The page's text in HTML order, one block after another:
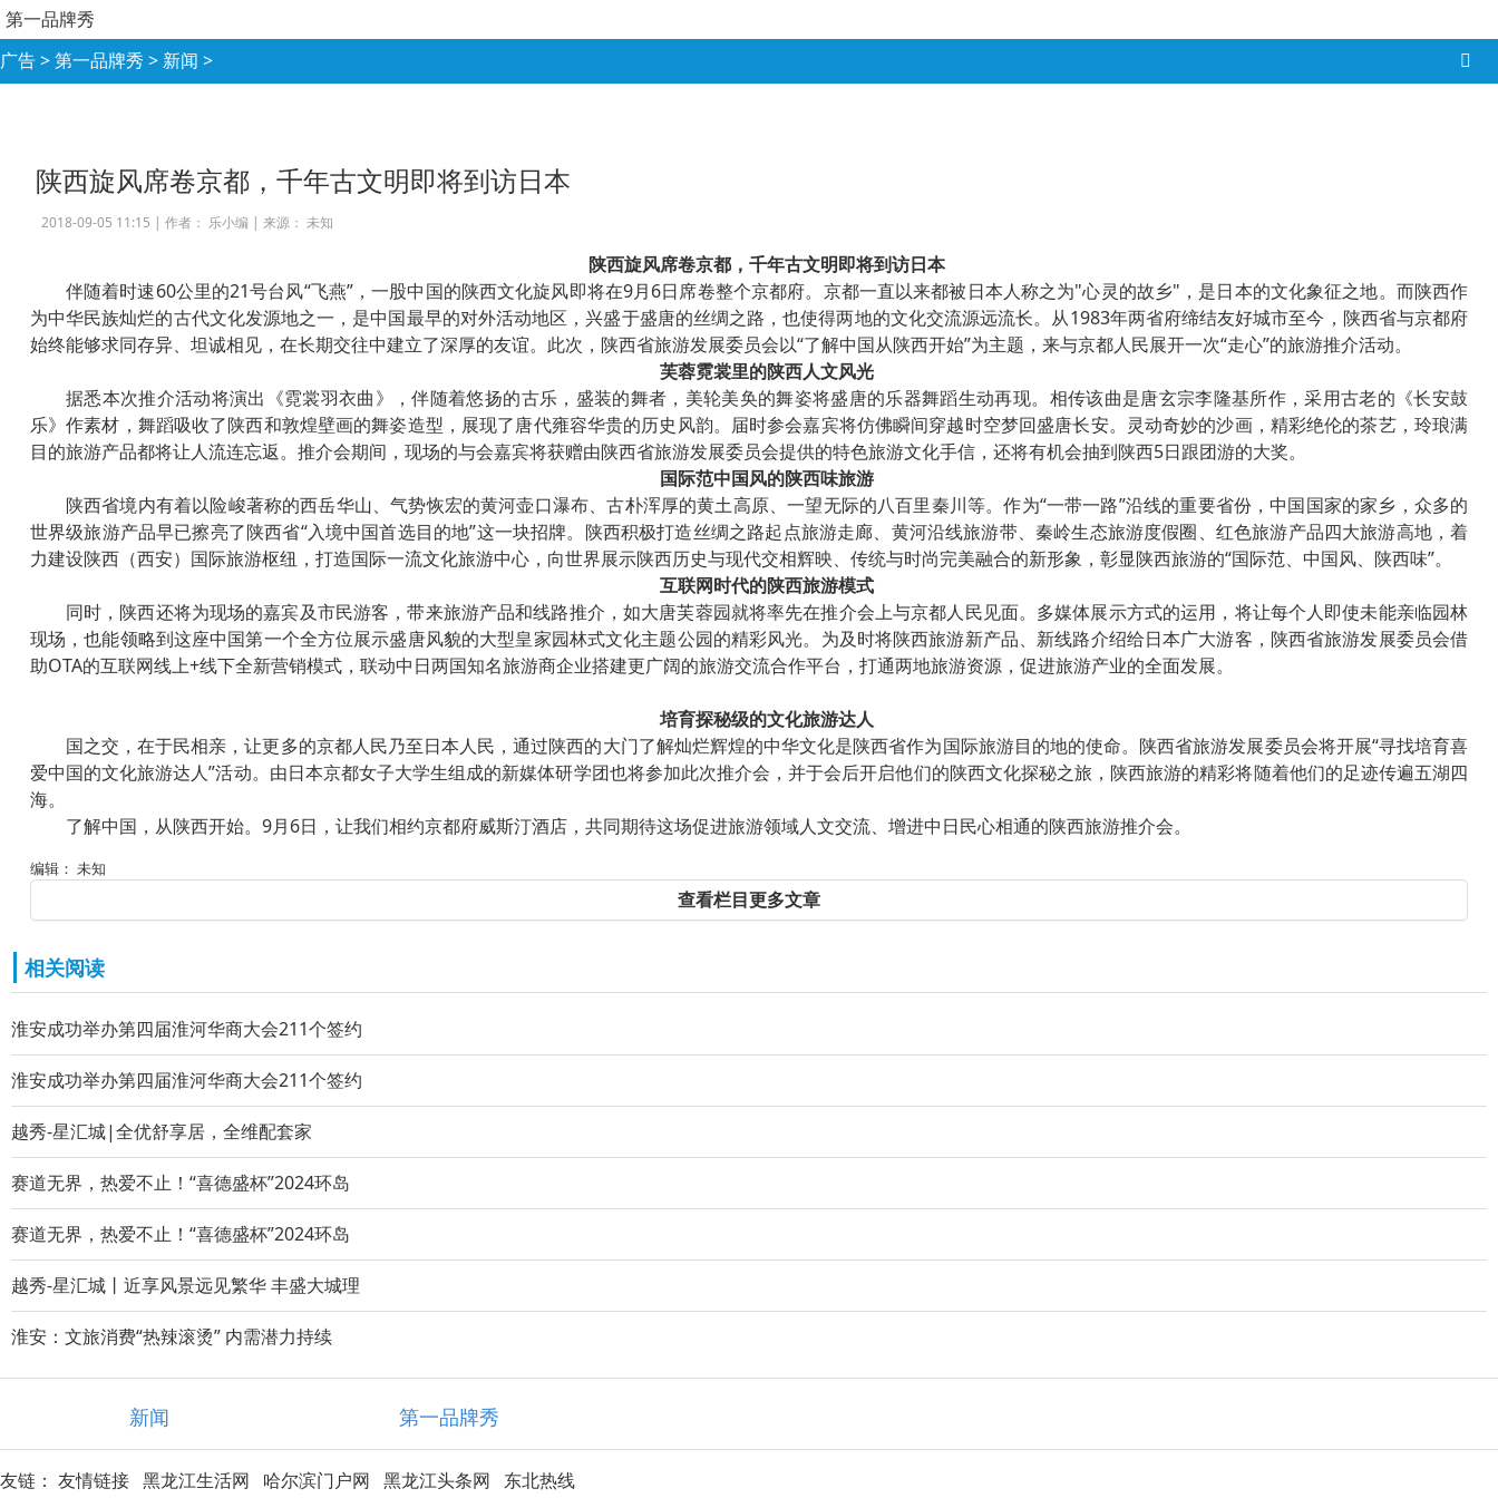
第一品牌秀
广告>第一品牌秀 > 新闻 >
陕西旋风席卷京都，千年古文明即将到访日本
2018-09-05 11:15 | 作者： 乐小编 | 来源： 未知
陕西旋风席卷京都，千年古文明即将到访日本
伴随着时速60公里的21号台风“飞燕”，一股中国的陕西文化旋风即将在9月6日席卷整个京都府。京都一直以来都被日本人称之为"心灵的故乡"，是日本的文化象征之地。而陕西作
为中华民族灿烂的古代文化发源地之一，是中国最早的对外活动地区，兴盛于盛唐的丝绸之路，也使得两地的文化交流源远流长。从1983年两省府缔结友好城市至今，陕西省与京都府
始终能够求同存异、坦诚相见，在长期交往中建立了深厚的友谊。此次，陕西省旅游发展委员会以“了解中国从陕西开始”为主题，来与京都人民展开一次“走心”的旅游推介活动。
芙蓉霓裳里的陕西人文风光
据悉本次推介活动将演出《霓裳羽衣曲》，伴随着悠扬的古乐，盛装的舞者，美轮美奂的舞姿将盛唐的乐器舞蹈生动再现。相传该曲是唐玄宗李隆基所作，采用古老的《长安鼓
乐》作素材，舞蹈吸收了陕西和敦煌壁画的舞姿造型，展现了唐代雍容华贵的历史风韵。届时参会嘉宾将仿佛瞬间穿越时空梦回盛唐长安。灵动奇妙的沙画，精彩绝伦的茶艺，玲琅满
目的旅游产品都将让人流连忘返。推介会期间，现场的与会嘉宾将获赠由陕西省旅游发展委员会提供的特色旅游文化手信，还将有机会抽到陕西5日跟团游的大奖。
国际范中国风的陕西味旅游
陕西省境内有着以险峻著称的西岳华山、气势恢宏的黄河壶口瀑布、古朴浑厚的黄土高原、一望无际的八百里秦川等。作为“一带一路”沿线的重要省份，中国国家的家乡，众多的
世界级旅游产品早已擦亮了陕西省“入境中国首选目的地”这一块招牌。陕西积极打造丝绸之路起点旅游走廊、黄河沿线旅游带、秦岭生态旅游度假圈、红色旅游产品四大旅游高地，着
力建设陕西（西安）国际旅游枢纽，打造国际一流文化旅游中心，向世界展示陕西历史与现代交相辉映、传统与时尚完美融合的新形象，彰显陕西旅游的“国际范、中国风、陕西味”。
互联网时代的陕西旅游模式
同时，陕西还将为现场的嘉宾及市民游客，带来旅游产品和线路推介，如大唐芙蓉园就将率先在推介会上与京都人民见面。多媒体展示方式的运用，将让每个人即使未能亲临园林
现场，也能领略到这座中国第一个全方位展示盛唐风貌的大型皇家园林式文化主题公园的精彩风光。为及时将陕西旅游新产品、新线路介绍给日本广大游客，陕西省旅游发展委员会借
助OTA的互联网线上+线下全新营销模式，联动中日两国知名旅游商企业搭建更广阔的旅游交流合作平台，打通两地旅游资源，促进旅游产业的全面发展。
培育探秘级的文化旅游达人
国之交，在于民相亲，让更多的京都人民乃至日本人民，通过陕西的大门了解灿烂辉煌的中华文化是陕西省作为国际旅游目的地的使命。陕西省旅游发展委员会将开展“寻找培育喜
爱中国的文化旅游达人”活动。由日本京都女子大学生组成的新媒体研学团也将参加此次推介会，并于会后开启他们的陕西文化探秘之旅，陕西旅游的精彩将随着他们的足迹传遍五湖四
海。
了解中国，从陕西开始。9月6日，让我们相约京都府威斯汀酒店，共同期待这场促进旅游领域人文交流、增进中日民心相通的陕西旅游推介会。
编辑： 未知
查看栏目更多文章
相关阅读
淮安成功举办第四届淮河华商大会211个签约
淮安成功举办第四届淮河华商大会211个签约
越秀-星汇城|全优舒享居，全维配套家
赛道无界，热爱不止！“喜德盛杯”2024环岛
赛道无界，热爱不止！“喜德盛杯”2024环岛
越秀-星汇城丨近享风景远见繁华 丰盛大城理
淮安：文旅消费“热辣滚烫” 内需潜力持续
新闻 第一品牌秀
友链： 友情链接 黑龙江生活网 哈尔滨门户网 黑龙江头条网 东北热线